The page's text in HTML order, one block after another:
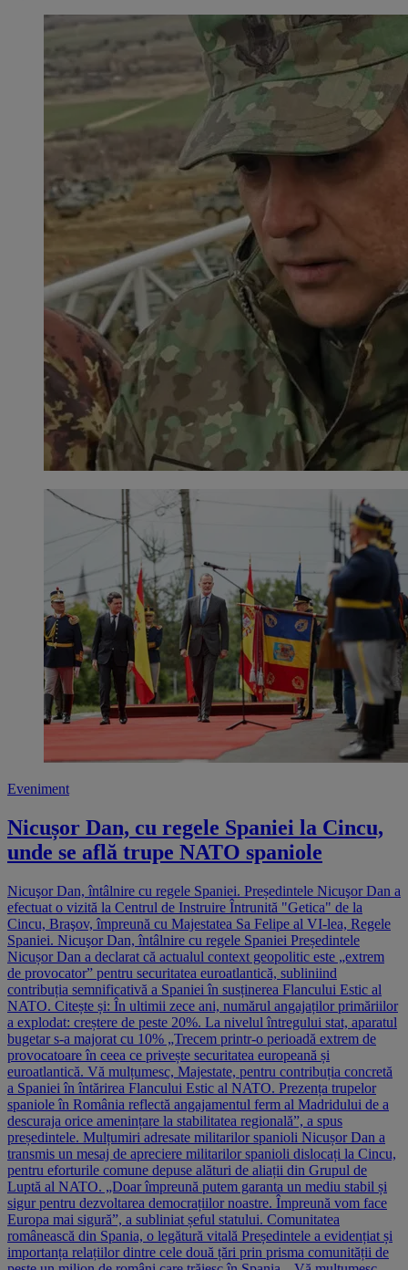
Eveniment
Nicușor Dan, cu regele Spaniei la Cincu,
unde se află trupe NATO spaniole
Nicuşor Dan, întâlnire cu regele Spaniei. Președintele Nicuşor Dan a
efectuat o vizită la Centrul de Instruire Întrunită "Getica" de la
Cincu, Braşov, împreună cu Majestatea Sa Felipe al VI-lea, Regele
Spaniei. Nicuşor Dan, întâlnire cu regele Spaniei Președintele
Nicușor Dan a declarat că actualul context geopolitic este „extrem
de provocator” pentru securitatea euroatlantică, subliniind
contribuția semnificativă a Spaniei în susținerea Flancului Estic al
NATO. Citește și: În ultimii zece ani, numărul angajaților primăriilor
a explodat: creștere de peste 20%. La nivelul întregului stat, aparatul
bugetar s-a majorat cu 10% „Trecem printr-o perioadă extrem de
provocatoare în ceea ce privește securitatea europeană și
euroatlantică. Vă mulțumesc, Majestate, pentru contribuția concretă
a Spaniei în întărirea Flancului Estic al NATO. Prezența trupelor
spaniole în România reflectă angajamentul ferm al Madridului de a
descuraja orice amenințare la stabilitatea regională”, a spus
președintele. Mulțumiri adresate militarilor spanioli Nicușor Dan a
transmis un mesaj de apreciere militarilor spanioli dislocați la Cincu,
pentru eforturile comune depuse alături de aliații din Grupul de
Luptă al NATO. „Doar împreună putem garanta un mediu stabil și
sigur pentru dezvoltarea democrațiilor noastre. Împreună vom face
Europa mai sigură”, a subliniat șeful statului. Comunitatea
românească din Spania, o legătură vitală Președintele a evidențiat și
importanța relațiilor dintre cele două țări prin prisma comunității de